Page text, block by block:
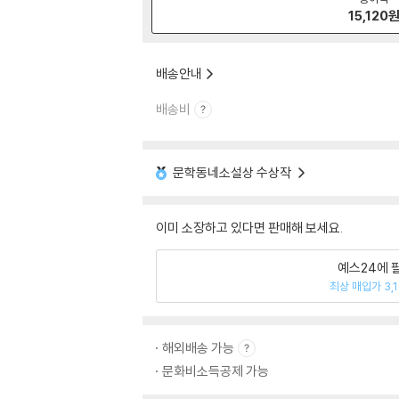
15,120원
배송안내
배송비
문학동네소설상 수상작
이미 소장하고 있다면 판매해 보세요.
예스24에
최상 매입가
해외배송 가능
문화비소득공제 가능